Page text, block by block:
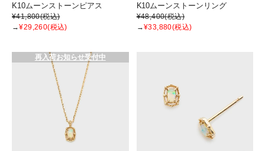
K10ムーンストーンピアス
¥41,800(税込)
→¥29,260(税込)
K10ムーンストーンリング
¥48,400(税込)
→¥33,880(税込)
再入荷お知らせ受付中